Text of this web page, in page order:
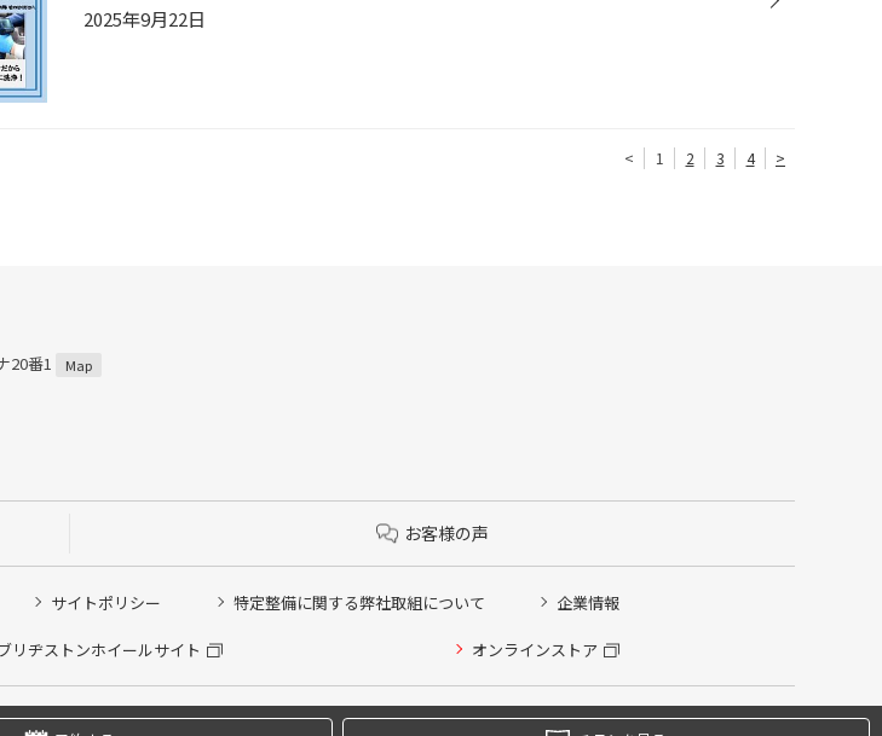
2025年9月22日
< 1 2 3 4 >
20番1 Map
お客様の声
サイトポリシー 特定整備に関する弊社取組について 企業情報
リヂストンホイールサイト オンラインストア
Retail Co.,Ltd. All rights Reserved.
こちらを選択ください